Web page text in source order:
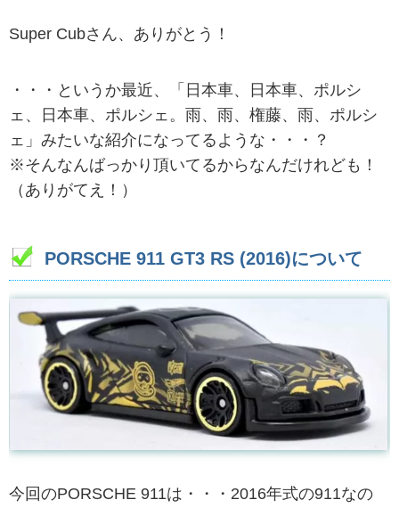
Super Cubさん、ありがとう！
・・・というか最近、「日本車、日本車、ポルシ
ェ、日本車、ポルシェ。雨、雨、権藤、雨、ポルシ
ェ」みたいな紹介になってるような・・・？
※そんなんばっかり頂いてるからなんだけれども！
（ありがてえ！）
PORSCHE 911 GT3 RS (2016)について
今回のPORSCHE 911は・・・2016年式の911なの